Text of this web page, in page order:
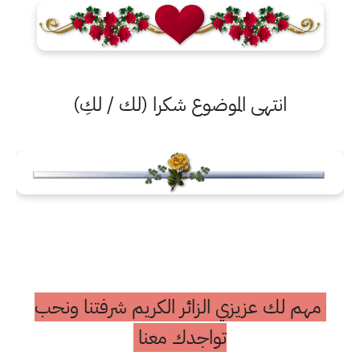
انتهى الموضوع شكرا (لك / لكِ)
مهم لك عزيزي الزائر الكريم شرفتنا ونحب
تواجدك معنا